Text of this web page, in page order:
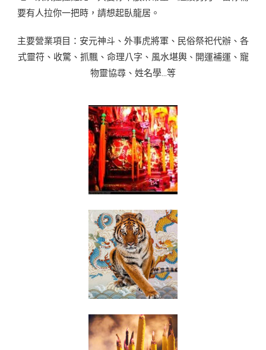
要有人拉你一把時，請想起臥龍居。
主要營業項目：安元神斗、外事虎將軍、民俗祭祀代辦、各
式靈符、收驚、抓飄、命理八字、風水堪輿、 開運補運、 寵
物靈協尋、姓名學…等